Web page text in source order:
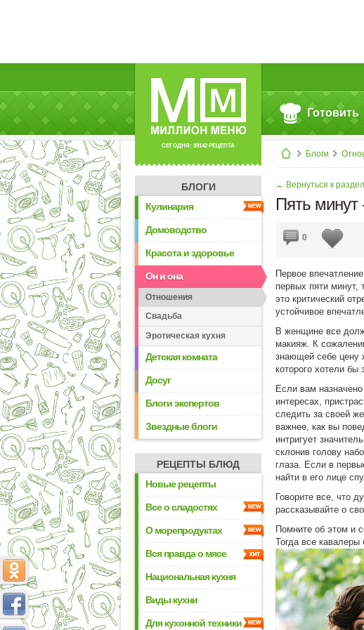
СЕГОДНЯ: 39142 РЕЦЕПТА
Готовить
Блоги
БЛОГИ
Кулинария
Домоводство
Красота и здоровье
Он и она
Отношения
Свадьба
Эротическая кухня
Детская комната
Досуг
Блоги экспертов
Звездные блоги
РЕЦЕПТЫ БЛЮД
Новые рецепты
Все о сладостях
О морепродуктах
Вся правда о мясе
Национальная кухня
Виды кухни
Для кухонной техники
← Вернуться к
Пять минут
0
Первое
первых пяти
это критический
устойчивое
В женщине все
макияж. К
знающей себе цену
которого хотели бы
Если вам
интересах,
следить за своей
важнее, как вы
интригует
склонив голову
глаза. Если в
найти в его лице
Говорите все, что
рассказывайте о
Помните об этом и
Тогда все